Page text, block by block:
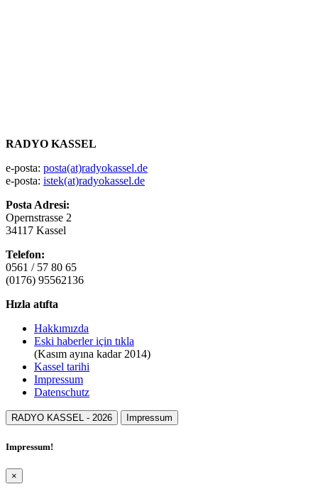
RADYO KASSEL
e-posta: posta(at)radyokassel.de
e-posta: istek(at)radyokassel.de
Posta Adresi:
Opernstrasse 2
34117 Kassel
Telefon:
0561 / 57 80 65
(0176) 95562136
Hızla atıfta
Hakkımızda
Eski haberler için tıkla
(Kasım ayına kadar 2014)
Kassel tarihi
Impressum
Datenschutz
RADYO KASSEL - 2026 Impressum
Impressum!
×